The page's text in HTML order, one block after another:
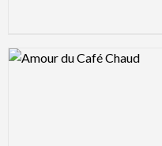
Logo Preview Image